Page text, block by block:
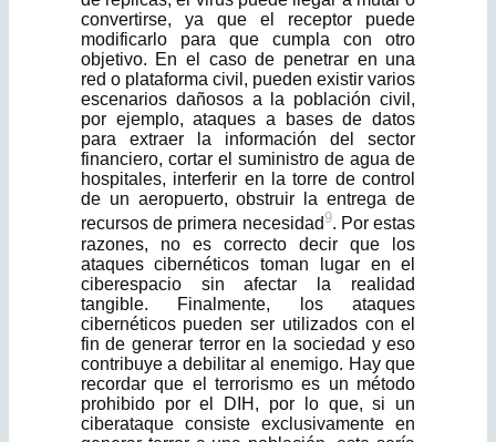
convertirse, ya que el receptor puede
modificarlo para que cumpla con otro
objetivo. En el caso de penetrar en una
red o plataforma civil, pueden existir varios
escenarios dañosos a la población civil,
por ejemplo, ataques a bases de datos
para extraer la información del sector
financiero, cortar el suministro de agua de
hospitales, interferir en la torre de control
de un aeropuerto, obstruir la entrega de
recursos de primera necesidad9. Por estas
razones, no es correcto decir que los
ataques cibernéticos toman lugar en el
ciberespacio sin afectar la realidad
tangible. Finalmente, los ataques
cibernéticos pueden ser utilizados con el
fin de generar terror en la sociedad y eso
contribuye a debilitar al enemigo. Hay que
recordar que el terrorismo es un método
prohibido por el DIH, por lo que, si un
ciberataque consiste exclusivamente en